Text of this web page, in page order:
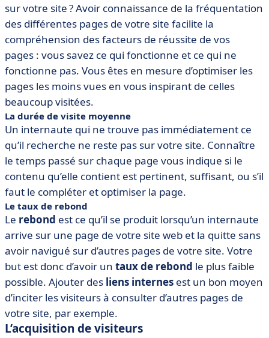
sur votre site ? Avoir connaissance de la fréquentation
des différentes pages de votre site facilite la
compréhension des facteurs de réussite de vos
pages : vous savez ce qui fonctionne et ce qui ne
fonctionne pas. Vous êtes en mesure d’optimiser les
pages les moins vues en vous inspirant de celles
beaucoup visitées.
La durée de visite moyenne
Un internaute qui ne trouve pas immédiatement ce
qu’il recherche ne reste pas sur votre site. Connaître
le temps passé sur chaque page vous indique si le
contenu qu’elle contient est pertinent, suffisant, ou s’il
faut le compléter et optimiser la page.
Le taux de rebond
Le rebond est ce qu’il se produit lorsqu’un internaute
arrive sur une page de votre site web et la quitte sans
avoir navigué sur d’autres pages de votre site. Votre
but est donc d’avoir un taux de rebond le plus faible
possible. Ajouter des liens internes est un bon moyen
d’inciter les visiteurs à consulter d’autres pages de
votre site, par exemple.
L’acquisition de visiteurs